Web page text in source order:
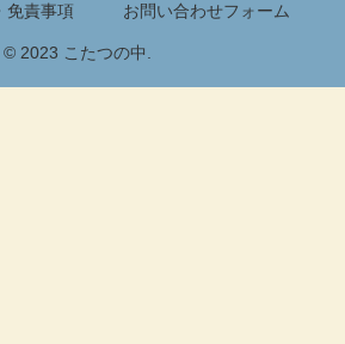
免責事項 お問い合わせフォーム
© 2023 こたつの中.